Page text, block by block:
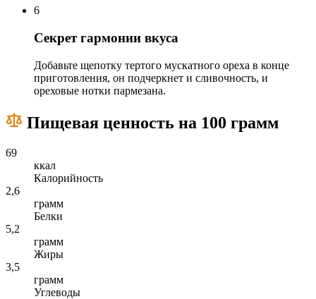
6
Секрет гармонии вкуса
Добавьте щепотку тертого мускатного ореха в конце
приготовления, он подчеркнет и сливочность, и
ореховые нотки пармезана.
Пищевая ценность на 100 грамм
69
ккал
Калорийность
2,6
грамм
Белки
5,2
грамм
Жиры
3,5
грамм
Углеводы